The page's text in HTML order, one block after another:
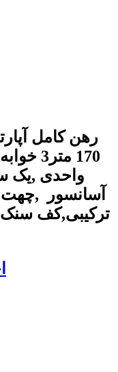
رهن کامل
واحدی ,یک
آسانسور ,چهت
ترکیبی,کف